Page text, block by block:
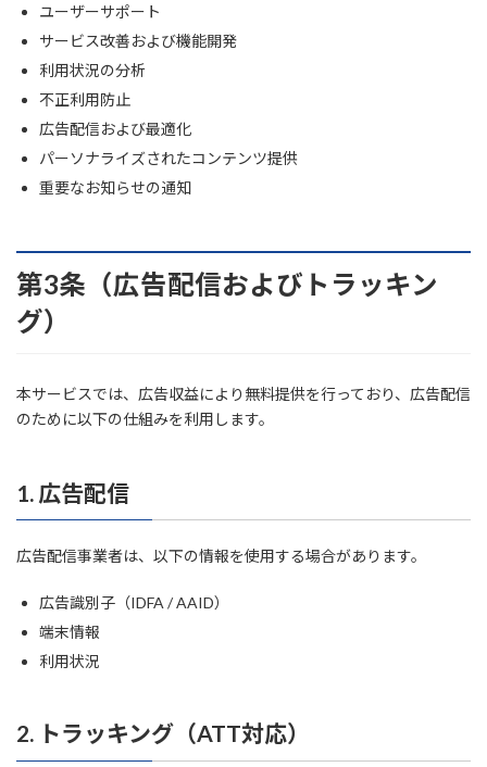
ユーザーサポート
サービス改善および機能開発
利用状況の分析
不正利用防止
広告配信および最適化
パーソナライズされたコンテンツ提供
重要なお知らせの通知
第3条（広告配信およびトラッキン
グ）
本サービスでは、広告収益により無料提供を行っており、広告配信
のために以下の仕組みを利用します。
1. 広告配信
広告配信事業者は、以下の情報を使用する場合があります。
広告識別子（IDFA / AAID）
端末情報
利用状況
2. トラッキング（ATT対応）